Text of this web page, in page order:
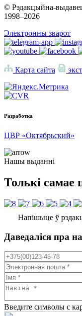
© Рэдакцыйна-
1998–2026
Электронны зварот
Карта сайта
Разработка
ЦВР «Октябрьский»
Нашы выданні
Толькі самае
Напішыце ў
Даведаліся пра
Введите символы с